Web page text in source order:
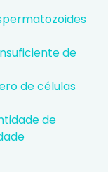
de
de células
de